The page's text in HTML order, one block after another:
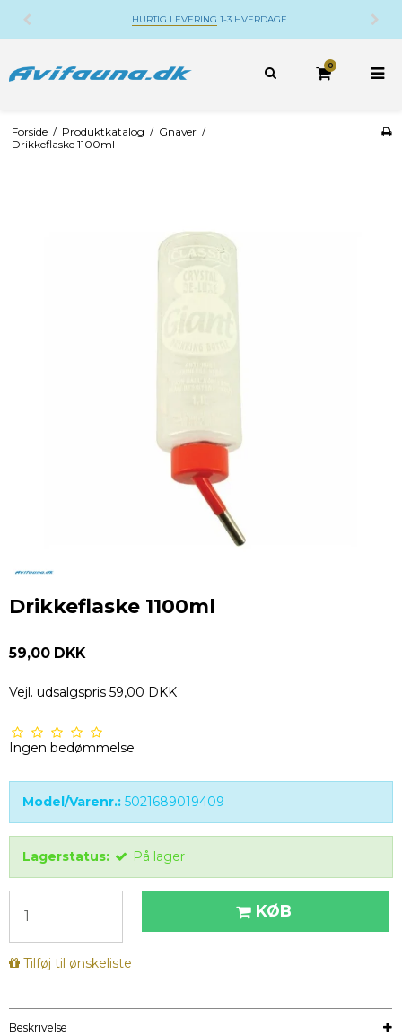
HURTIG LEVERING 1-3 HVERDAGE
0
Forside / Produktkatalog / Gnaver /
Drikkeflaske 1100ml
Drikkeflaske 1100ml
59,00 DKK
Vejl. udsalgspris 59,00 DKK
Ingen bedømmelse
Model/Varenr.: 5021689019409
Lagerstatus: På lager
KØB
Tilføj til ønskeliste
Beskrivelse